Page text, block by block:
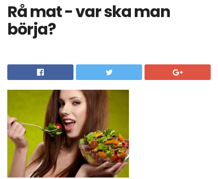
Rå mat - var ska man
börja?